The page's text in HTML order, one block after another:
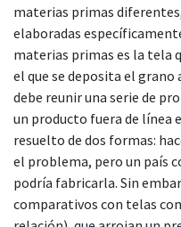
materias primas
elaboradas
materias primas es la tela
el que se deposita el
debe reunir una serie de
un producto fuera de línea
resuelto de dos formas:
el problema, pero un país
podría fabricarla. Sin
comparativos con telas